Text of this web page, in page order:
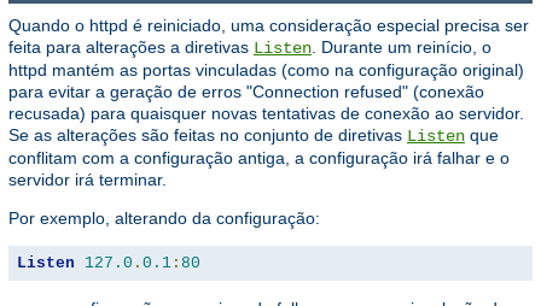
Quando o httpd é reiniciado, uma consideração especial precisa ser
feita para alterações a diretivas Listen. Durante um reinício, o
httpd mantém as portas vinculadas (como na configuração original)
para evitar a geração de erros "Connection refused" (conexão
recusada) para quaisquer novas tentativas de conexão ao servidor.
Se as alterações são feitas no conjunto de diretivas Listen que
conflitam com a configuração antiga, a configuração irá falhar e o
servidor irá terminar.
Por exemplo, alterando da configuração:
Listen 127.0 . 0.1 : 80